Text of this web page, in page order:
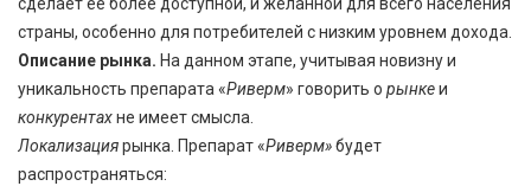
страны, особенно для потребителей с низким уровнем дохода.
Описание рынка. На данном этапе, учитывая новизну и
уникальность препарата «Риверм» говорить о рынкеи
конкурентахне имеет смысла.
Локализациярынка. Препарат «Риверм»будет
распространяться: